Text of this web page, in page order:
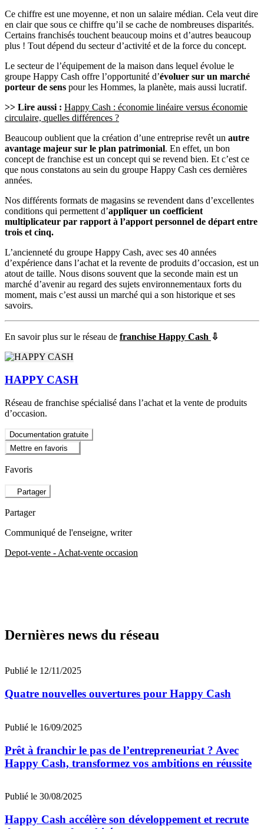
Ce chiffre est une moyenne, et non un salaire médian. Cela veut dire
en clair que sous ce chiffre qu’il se cache de nombreuses disparités.
Certains franchisés touchent beaucoup moins et d’autres beaucoup
plus ! Tout dépend du secteur d’activité et de la force du concept.
Le secteur de l’équipement de la maison dans lequel évolue le
groupe Happy Cash offre l’opportunité d’évoluer sur un marché
porteur de sens pour les Hommes, la planète, mais aussi lucratif.
>> Lire aussi : Happy Cash : économie linéaire versus économie
circulaire, quelles différences ?
Beaucoup oublient que la création d’une entreprise revêt un autre
avantage majeur sur le plan patrimonial. En effet, un bon
concept de franchise est un concept qui se revend bien. Et c’est ce
que nous constatons au sein du groupe Happy Cash ces dernières
années.
Nos différents formats de magasins se revendent dans d’excellentes
conditions qui permettent d’appliquer un coefficient
multiplicateur par rapport à l’apport personnel de départ entre
trois et cinq.
L’ancienneté du groupe Happy Cash, avec ses 40 années
d’expérience dans l’achat et la revente de produits d’occasion, est un
atout de taille. Nous disons souvent que la seconde main est un
marché d’avenir au regard des sujets environnementaux forts du
moment, mais c’est aussi un marché qui a son historique et ses
savoirs.
En savoir plus sur le réseau de franchise Happy Cash ⇩
HAPPY CASH
Réseau de franchise spécialisé dans l’achat et la vente de produits
d’occasion.
Documentation gratuite
Mettre en favoris
Favoris
Partager
Partager
Communiqué de l'enseigne, writer
Depot-vente - Achat-vente occasion
Dernières news du réseau
Publié le 12/11/2025
Quatre nouvelles ouvertures pour Happy Cash
Publié le 16/09/2025
Prêt à franchir le pas de l’entrepreneuriat ? Avec
Happy Cash, transformez vos ambitions en réussite
Publié le 30/08/2025
Happy Cash accélère son développement et recrute